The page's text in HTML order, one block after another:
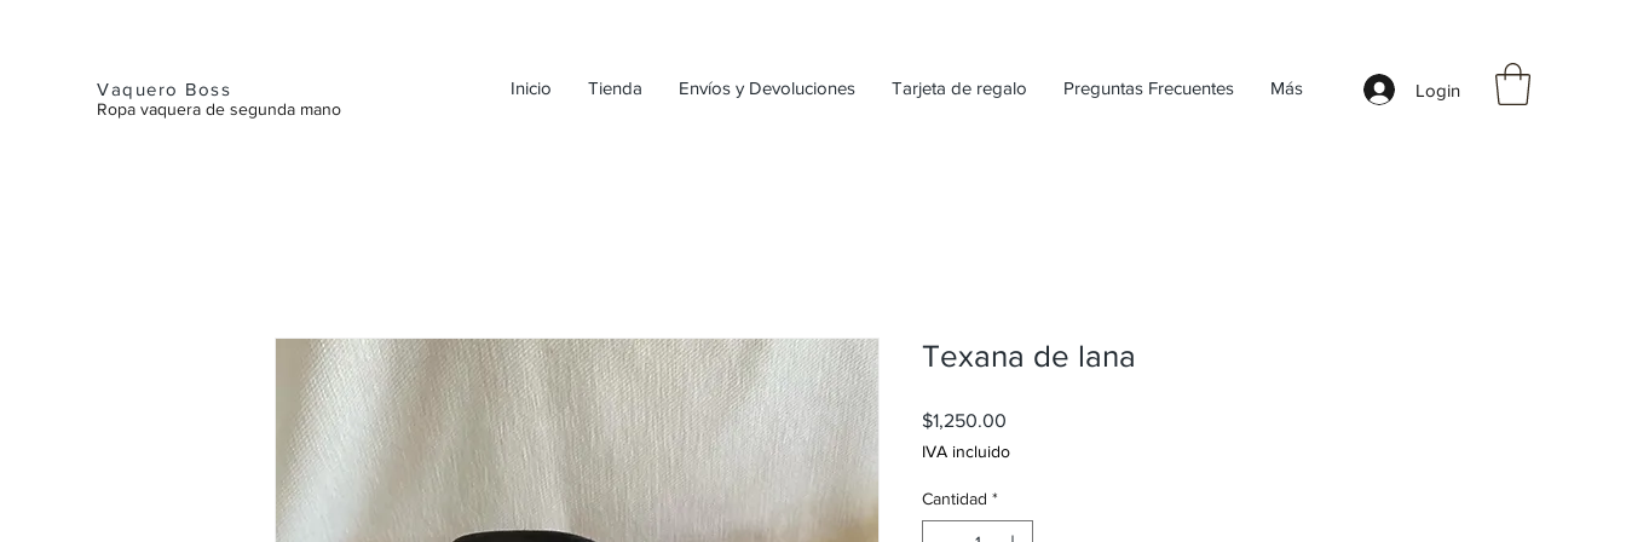
Vaquero Boss
Ropa vaquera de segunda mano
Inicio Tienda Envíos y Devoluciones Tarjeta de regalo Preguntas Frecuentes Más Login
Texana de lana
$1,250.00
IVA incluido
Cantidad *